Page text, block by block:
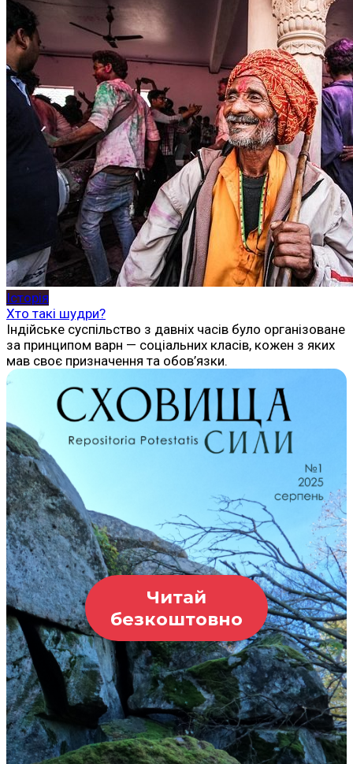
Історія
Хто такі шудри?
Індійське суспільство з давніх часів було організоване
за принципом варн — соціальних класів, кожен з яких
мав своє призначення та обов’язки.
Читай
безкоштовно